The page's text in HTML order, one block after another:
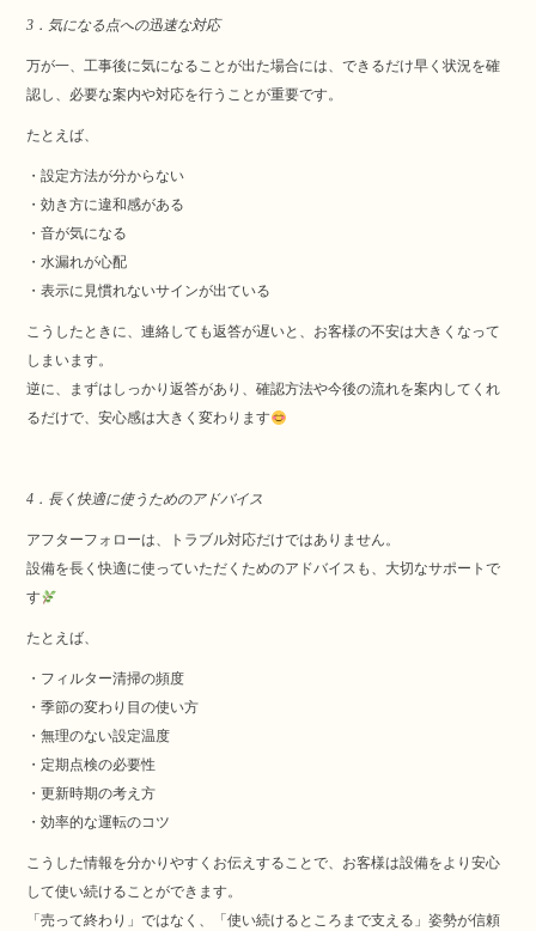
3．気になる点への迅速な対応
万が一、工事後に気になることが出た場合には、できるだけ早く状況を確
認し、必要な案内や対応を行うことが重要です。
たとえば、
・設定方法が分からない
・効き方に違和感がある
・音が気になる
・水漏れが心配
・表示に見慣れないサインが出ている
こうしたときに、連絡しても返答が遅いと、お客様の不安は大きくなって
しまいます。
逆に、まずはしっかり返答があり、確認方法や今後の流れを案内してくれ
るだけで、安心感は大きく変わります
4．長く快適に使うためのアドバイス
アフターフォローは、トラブル対応だけではありません。
設備を長く快適に使っていただくためのアドバイスも、大切なサポートで
す
たとえば、
・フィルター清掃の頻度
・季節の変わり目の使い方
・無理のない設定温度
・定期点検の必要性
・更新時期の考え方
・効率的な運転のコツ
こうした情報を分かりやすくお伝えすることで、お客様は設備をより安心
して使い続けることができます。
「売って終わり」ではなく、「使い続けるところまで支える」姿勢が信頼